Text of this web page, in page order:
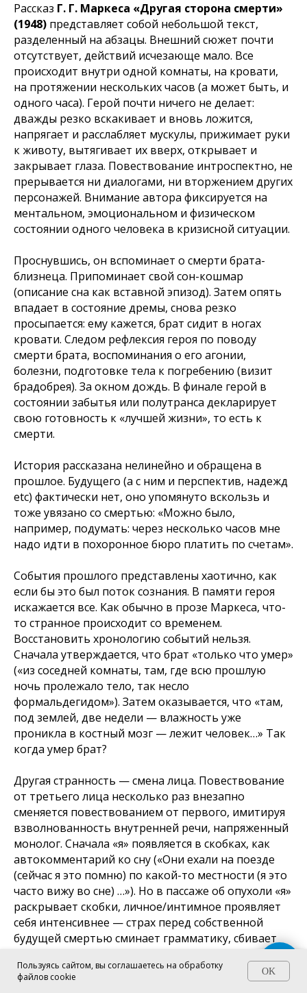
Рассказ Г. Г. Маркеса «Другая сторона смерти»
(1948) представляет собой небольшой текст,
разделенный на абзацы. Внешний сюжет почти
отсутствует, действий исчезающе мало. Все
происходит внутри одной комнаты, на кровати,
на протяжении нескольких часов (а может быть, и
одного часа). Герой почти ничего не делает:
дважды резко вскакивает и вновь ложится,
напрягает и расслабляет мускулы, прижимает руки
к животу, вытягивает их вверх, открывает и
закрывает глаза. Повествование интроспектно, не
прерывается ни диалогами, ни вторжением других
персонажей. Внимание автора фиксируется на
ментальном, эмоциональном и физическом
состоянии одного человека в кризисной ситуации.
Проснувшись, он вспоминает о смерти брата-
близнеца. Припоминает свой сон-кошмар
(описание сна как вставной эпизод). Затем опять
впадает в состояние дремы, снова резко
просыпается: ему кажется, брат сидит в ногах
кровати. Следом рефлексия героя по поводу
смерти брата, воспоминания о его агонии,
болезни, подготовке тела к погребению (визит
брадобрея). За окном дождь. В финале герой в
состоянии забытья или полутранса декларирует
свою готовность к «лучшей жизни», то есть к
смерти.
История рассказана нелинейно и обращена в
прошлое. Будущего (а с ним и перспектив, надежд
etc) фактически нет, оно упомянуто вскользь и
тоже увязано со смертью: «Можно было,
например, подумать: через несколько часов мне
надо идти в похоронное бюро платить по счетам».
События прошлого представлены хаотично, как
если бы это был поток сознания. В памяти героя
искажается все. Как обычно в прозе Маркеса, что-
то странное происходит со временем.
Восстановить хронологию событий нельзя.
Сначала утверждается, что брат «только что умер»
(«из соседней комнаты, там, где всю прошлую
ночь пролежало тело, так несло
формальдегидом»). Затем оказывается, что «там,
под землей, две недели — влажность уже
проникла в костный мозг — лежит человек…» Так
когда умер брат?
Другая странность — смена лица. Повествование
от третьего лица несколько раз внезапно
сменяется повествованием от первого, имитируя
взволнованность внутренней речи, напряженный
монолог. Сначала «я» появляется в скобках, как
автокомментарий ко сну(«Они ехали на поезде
(сейчас я это помню) по какой-то местности (я это
часто вижу во сне) …»). Но в пассаже об опухоли «я»
раскрывает скобки, личное/интимное проявляет
себя интенсивнее — страх перед собственной
будущей смертью сминает грамматику, сбивает
Телесность в рассказе — одна из смысловых
Пользуясь сайтом, вы соглашаетесь на обработку
файлов cookie
OK